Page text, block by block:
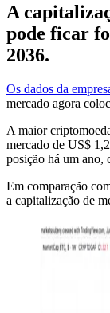
A
pode ficar
2036.
Os dados da
mercado agora
A maior
mercado de US$
posição há um ano,
Em comparação
a capitalização de